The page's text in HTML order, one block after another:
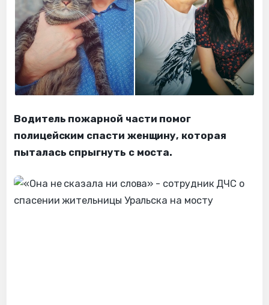
Водитель пожарной части помог
полицейским спасти женщину, которая
пыталась спрыгнуть с моста.